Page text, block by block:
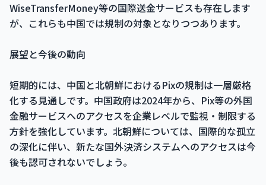
WiseTransferMoney等の国際送金サービスも存在します
が、これらも中国では規制の対象となりつつあります。
展望と今後の動向
短期的には、中国と北朝鮮におけるPixの規制は一層厳格
化する見通しです。中国政府は2024年から、Pix等の外国
金融サービスへのアクセスを企業レベルで監視・制限する
方針を強化しています。北朝鮮については、国際的な孤立
の深化に伴い、新たな国外決済システムへのアクセスは今
後も認可されないでしょう。